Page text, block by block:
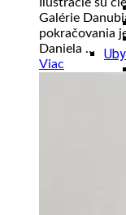
Galérie
pokračovania
Daniela ...
Viac